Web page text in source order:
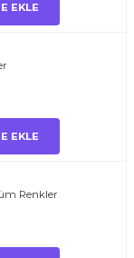
EKLE
EKLE
Renkler